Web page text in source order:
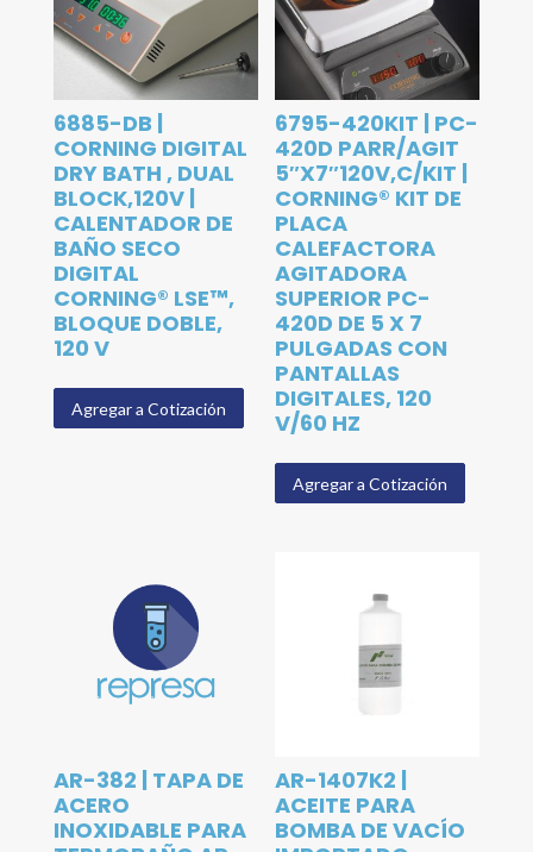
6885-DB |
CORNING DIGITAL
DRY BATH , DUAL
BLOCK,120V |
CALENTADOR DE
BAÑO SECO
DIGITAL
CORNING® LSE™,
BLOQUE DOBLE,
120 V
Agregar a Cotización
6795-420KIT | PC-
420D PARR/AGIT
5″X7″120V,C/KIT |
CORNING® KIT DE
PLACA
CALEFACTORA
AGITADORA
SUPERIOR PC-
420D DE 5 X 7
PULGADAS CON
PANTALLAS
DIGITALES, 120
V/60 HZ
Agregar a Cotización
AR-382 | TAPA DE
ACERO
INOXIDABLE PARA
AR-1407K2 |
ACEITE PARA
BOMBA DE VACÍO